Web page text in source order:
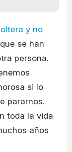
y no
se han
persona.
si lo
pararnos.
toda la vida
años